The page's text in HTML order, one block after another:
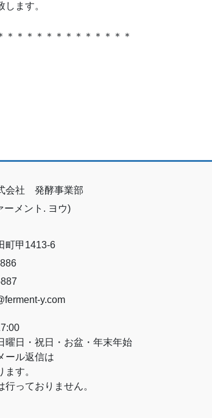
します。
＊＊＊＊＊＊＊＊＊＊＊＊＊
会社 発酵事業部
メント. ヨウ)
町甲1413-6
y.com
曜日・祝日・お盆・年末年始
ール返信は
す。
っておりません。